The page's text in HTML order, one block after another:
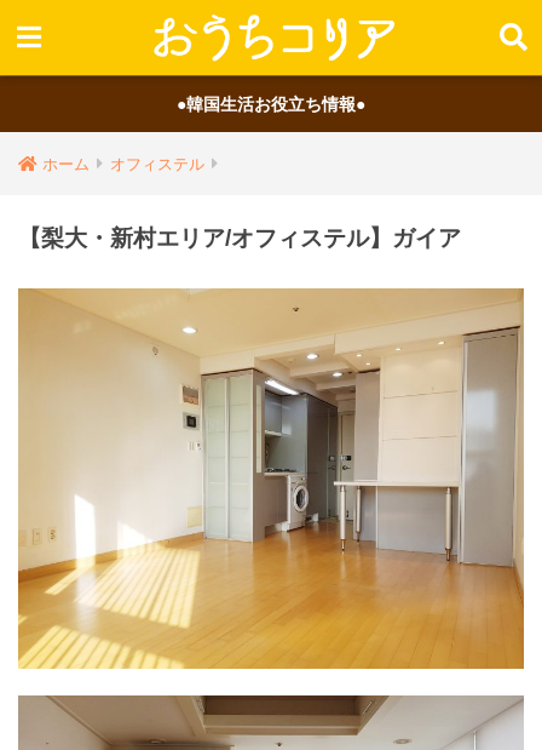
●韓国生活お役立ち情報●
ホーム オフィステル
【梨大・新村エリア/オフィステル】ガイア